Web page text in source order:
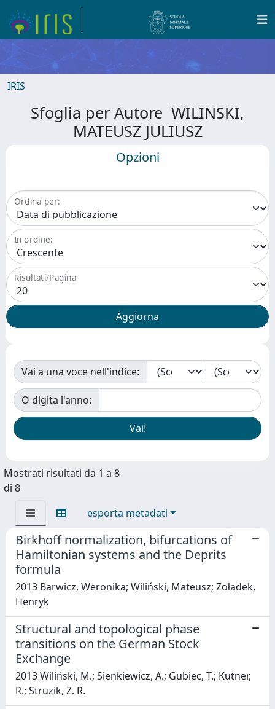
IRIS
Sfoglia per Autore WILINSKI,
MATEUSZ JULIUSZ
Opzioni
Ordina per:
In ordine:
Risultati/Pagina
Vai a una voce nell'indice:
O digita l'anno:
Mostrati risultati da 1 a 8
di 8
esporta metadati
Birkhoff normalization, bifurcations of
Hamiltonian systems and the Deprits
formula
2013 Barwicz, Weronika; Wiliński, Mateusz; Zoładek,
Henryk
Structural and topological phase
transitions on the German Stock
Exchange
2013 Wiliński, M.; Sienkiewicz, A.; Gubiec, T.; Kutner,
R.; Struzik, Z. R.